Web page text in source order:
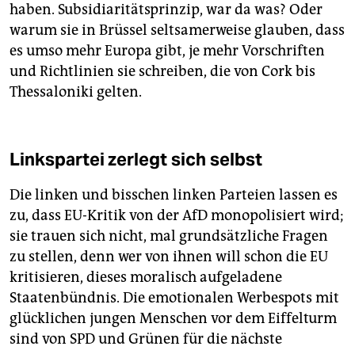
haben. Subsidiaritätsprinzip, war da was? Oder
warum sie in Brüssel seltsamerweise glauben, dass
es umso mehr Europa gibt, je mehr Vorschriften
und Richtlinien sie schreiben, die von Cork bis
Thessaloniki gelten.
Linkspartei zerlegt sich selbst
Die linken und bisschen linken Parteien lassen es
zu, dass EU-Kritik von der AfD monopolisiert wird;
sie trauen sich nicht, mal grundsätzliche Fragen
zu stellen, denn wer von ihnen will schon die EU
kritisieren, dieses moralisch aufgeladene
Staatenbündnis. Die emotionalen Werbespots mit
glücklichen jungen Menschen vor dem Eiffelturm
sind von SPD und Grünen für die nächste